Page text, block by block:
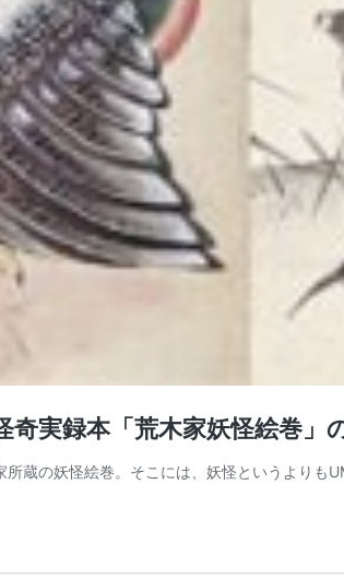
実録本「荒木家妖怪絵巻」
蔵の妖怪絵巻。そこには、妖怪というより